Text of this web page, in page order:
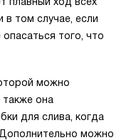
в том случае, если
того, что
можно
также она
для слива, когда
можно